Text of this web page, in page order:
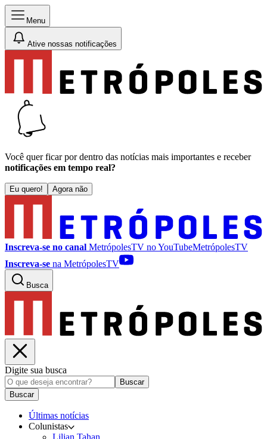
Menu
Ative nossas notificações
Você quer ficar por dentro das notícias mais importantes e receber
notificações em tempo real?
Eu quero! Agora não
Inscreva-se no canal MetrópolesTV noYouTubeMetrópolesTV
Inscreva-se na MetrópolesTV
Busca
Digite sua busca
Buscar
Buscar
Últimas notícias
Colunistas
Lilian Tahan